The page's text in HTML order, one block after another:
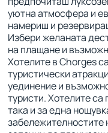
уютна атмосфера и
намериш и
Избери желаната
на плащане и
Хотелите в Chorges
туристически
уединение и
туристи. Хотелите
така и за една
забележителностите